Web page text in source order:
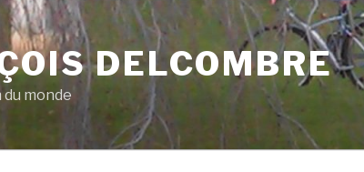
DELCOMBRE
monde